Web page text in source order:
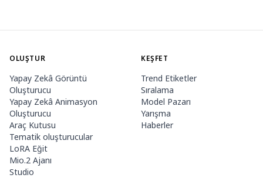
OLUŞTUR
Yapay Zekâ Görüntü
Oluşturucu
Yapay Zekâ Animasyon
Oluşturucu
Araç Kutusu
Tematik oluşturucular
LoRA Eğit
Mio.2 Ajanı
Studio
KEŞFET
Trend Etiketler
Sıralama
Model Pazarı
Yarışma
Haberler